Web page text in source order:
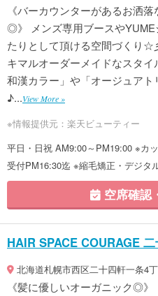
《バーカウンターがあるお洒
◎》 メンズ専用ブースや
たりとして頂ける空間づくり☆
キマルオーダーメイドなスタ
和漢カラー」や「オージュア
♪...View More »
※情報提供元：楽天ビューティー
平日・日祝 AM9:00～PM19:00 ※カ
受付PM16:30迄 ※縮毛矯正・デジタ
空席確認
HAIR SPACE COURAGE
北海道札幌市西区二十四軒一条4
《髪に優しいオーガニック◎